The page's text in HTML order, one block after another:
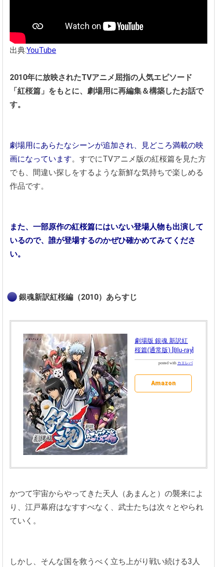
出典:YouTube
2010年に放映されたTVアニメ屈指の人気エピソード
「紅桜篇」をもとに、劇場用に再編集＆構築したお話で
す。
劇場用にあらたなシーンが追加され、見どころ満載の映
画になっています。すでにTVアニメ版の紅桜篇を見た方
でも、間違い探しをするような新鮮な気持ちで楽しめる
作品です。
また、一部原作の紅桜篇にはいない登場人物も出演して
いるので、誰が登場するのかぜひ確かめてみてくださ
い。
銀魂新訳紅桜編（2010）あらすじ
劇場版 銀魂 新訳紅
桜篇(通常版) [Blu-ray]
posted with カエレバ
Amazon
かつて宇宙からやってきた天人（あまんと）の襲来によ
り、江戸幕府はなすすべなく、武士たちは次々とやられ
ていく。
しかし、そんな国を救うべく立ち上がり戦い続ける3人